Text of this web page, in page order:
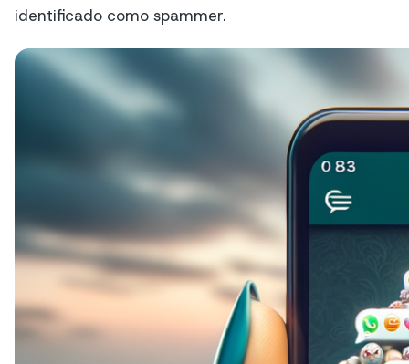
identificado como spammer.